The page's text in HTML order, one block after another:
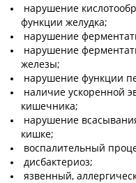
нарушение
функции желудка;
нарушение
нарушение
железы;
нарушение функции
наличие ускоренной
кишечника;
нарушение
кишке;
воспалительный
дисбактериоз;
язвенный,